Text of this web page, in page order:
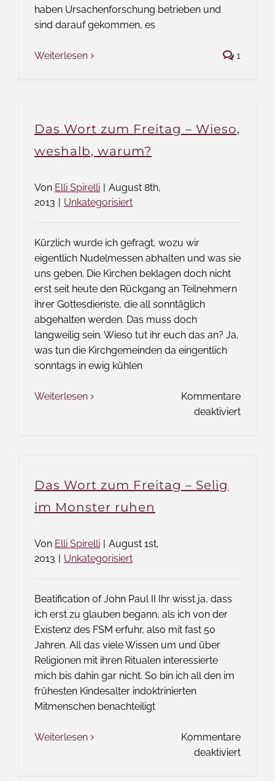
haben Ursachenforschung betrieben und
sind darauf gekommen, es
Weiterlesen 1
Das Wort zum Freitag – Wieso,
weshalb, warum?
Von Elli Spirelli | August 8th,
2013 | Unkategorisiert
Kürzlich wurde ich gefragt, wozu wir
eigentlich Nudelmessen abhalten und was sie
uns geben. Die Kirchen beklagen doch nicht
erst seit heute den Rückgang an Teilnehmern
ihrer Gottesdienste, die all sonntäglich
abgehalten werden. Das muss doch
langweilig sein. Wieso tut ihr euch das an? Ja,
was tun die Kirchgemeinden da eingentlich
sonntags in ewig kühlen
Weiterlesen
Kommentare
deaktiviertfür
Das Wort zum Freitag – Selig
im Monster ruhen
Von Elli Spirelli | August 1st,
2013 | Unkategorisiert
Beatification of John Paul II Ihr wisst ja, dass
ich erst zu glauben begann, als ich von der
Existenz des FSM erfuhr, also mit fast 50
Jahren. All das viele Wissen um und über
Religionen mit ihren Ritualen interessierte
mich bis dahin gar nicht. So bin ich all den im
frühesten Kindesalter indoktrinierten
Mitmenschen benachteiligt
Weiterlesen
Kommentare
deaktiviertfür